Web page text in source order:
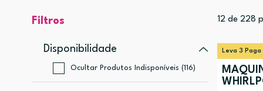
Filtros
Disponibilidade
Ocultar Produtos Indisponíveis (116)
12 de 228
Leva 3 Paga